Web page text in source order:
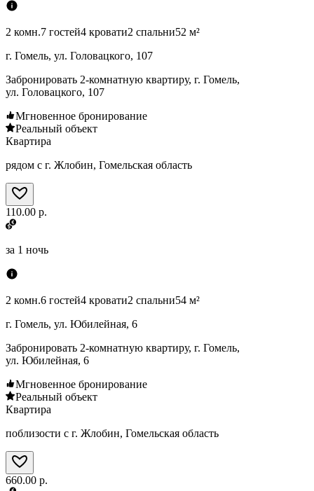
2 комн.7 гостей4 кровати2 спальни52 м²
г. Гомель, ул. Головацкого, 107
Забронировать 2-комнатную квартиру, г. Гомель,
ул. Головацкого, 107
Мгновенное бронирование
Реальный объект
Квартира
рядом с г. Жлобин, Гомельская область
110.00 р.
за 1 ночь
2 комн.6 гостей4 кровати2 спальни54 м²
г. Гомель, ул. Юбилейная, 6
Забронировать 2-комнатную квартиру, г. Гомель,
ул. Юбилейная, 6
Мгновенное бронирование
Реальный объект
Квартира
поблизости с г. Жлобин, Гомельская область
660.00 р.